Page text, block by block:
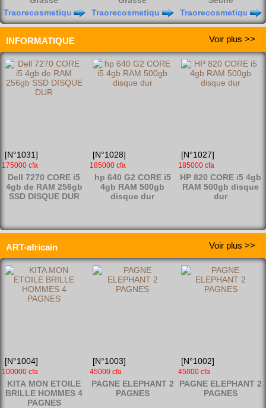
Traorecosmetique
Traorecosmetique
Traorecosmetique
750 cfa
Savon Clarifiant
sèche
Traorecosmetique
Savon
Thérapeutique 100%
Traorecosmetique
INFORMATIQUE Voir plus >>
[N°1031]
175000 cfa
Dell 7270 CORE i5
4gb de RAM 256gb
SSD DISQUE DUR
[N°1028]
185000 cfa
hp 640 G2 CORE i5
4gb RAM 500gb
disque dur
[N°1027]
185000 cfa
HP 820 CORE i5 4gb
RAM 500gb disque
dur
Lenovo Thinkpad
E530c Core i3
Écran ...15.6 pou
Lenovo 11E Yoga Dell E7240
ART-africain Voir plus >>
[N°1004]
100000 cfa
KITA MON ETOILE
BRILLE HOMMES 4
PAGNES
[N°1003]
45000 cfa
PAGNE ELEPHANT 2
PAGNES
[N°1002]
45000 cfa
PAGNE ELEPHANT 2
PAGNES